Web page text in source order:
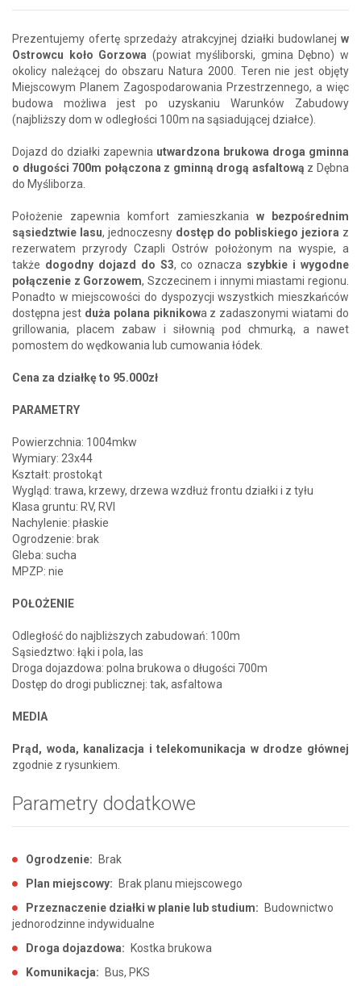
Prezentujemy ofertę sprzedaży atrakcyjnej działki budowlanej w
Ostrowcu koło Gorzowa (powiat myśliborski, gmina Dębno) w
okolicy należącej do obszaru Natura 2000. Teren nie jest objęty
Miejscowym Planem Zagospodarowania Przestrzennego, a więc
budowa możliwa jest po uzyskaniu Warunków Zabudowy
(najbliższy dom w odległości 100m na sąsiadującej działce).
Dojazd do działki zapewnia utwardzona brukowa droga gminna
o długości 700m połączona z gminną drogą asfaltową z Dębna
do Myśliborza.
Położenie zapewnia komfort zamieszkania w bezpośrednim
sąsiedztwie lasu, jednoczesny dostęp do pobliskiego jeziora z
rezerwatem przyrody Czapli Ostrów położonym na wyspie, a
także dogodny dojazd do S3, co oznacza szybkie i wygodne
połączenie z Gorzowem, Szczecinem i innymi miastami regionu.
Ponadto w miejscowości do dyspozycji wszystkich mieszkańców
dostępna jest duża polana piknikowa z zadaszonymi wiatami do
grillowania, placem zabaw i siłownią pod chmurką, a nawet
pomostem do wędkowania lub cumowania łódek.
Cena za działkę to 95.000zł
PARAMETRY
Powierzchnia: 1004mkw
Wymiary: 23x44
Kształt: prostokąt
Wygląd: trawa, krzewy, drzewa wzdłuż frontu działki i z tyłu
Klasa gruntu: RV, RVI
Nachylenie: płaskie
Ogrodzenie: brak
Gleba: sucha
MPZP: nie
POŁOŻENIE
Odległość do najbliższych zabudowań: 100m
Sąsiedztwo: łąki i pola, las
Droga dojazdowa: polna brukowa o długości 700m
Dostęp do drogi publicznej: tak, asfaltowa
MEDIA
Prąd, woda, kanalizacja i telekomunikacja w drodze głównej
zgodnie z rysunkiem.
Parametry dodatkowe
Ogrodzenie: Brak
Plan miejscowy: Brak planu miejscowego
Przeznaczenie działki w planie lub studium: Budownictwo
jednorodzinne indywidualne
Droga dojazdowa: Kostka brukowa
Komunikacja: Bus, PKS